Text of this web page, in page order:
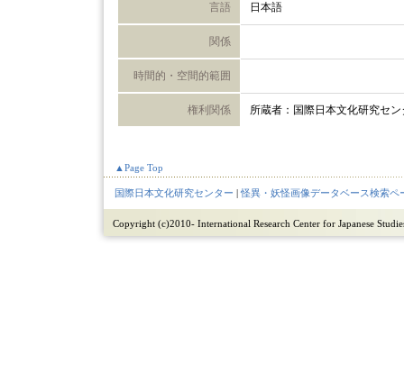
言語 日本語
関係
時間的・空間的範囲
権利関係 所蔵者：国際日本文化研究セン
▲Page Top
国際日本文化研究センター |怪異・妖怪画像データベース検索ペ
Copyright (c)2010- International Research Center for Japanese